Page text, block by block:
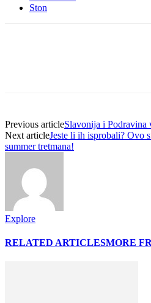
Ston
Previous articleSlavonija i Podravina
Next articleJeste li ih isprobali? Ovo
summer tretmana!
Explore
RELATED ARTICLESMORE